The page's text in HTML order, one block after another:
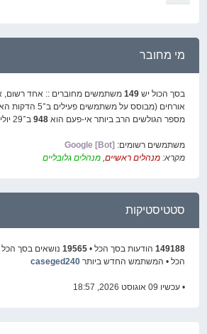
מי מחובר
בסך הכול יש149
אורחים (מבוסס על משתמשים פעילים ב־5 הדקות האחרונות)
מספר הגולשים הרב ביותר אי-פעם הוא948 ב־29 יולי 2026, 23:43
משתמשים רשומים: Google [Bot]
מקרא:מנהלים ראשיים,מנהלים גלובליים
סטטיסטיקות
149188 הודעות בסך הכל •19565 נושאים בסך
הכל • המשתמש החדש ביותרcaseged240
• עכשיו 09 אוגוסט 2026, 18:57